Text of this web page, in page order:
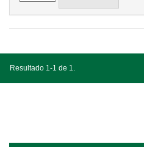
Resultado 1-1 de 1.